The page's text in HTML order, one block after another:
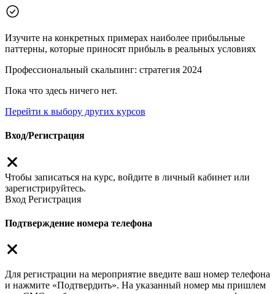
Изучите на конкретных примерах наиболее прибыльные
паттерны, которые приносят прибыль в реальных условиях
Профессиональный скальпинг: стратегия 2024
Пока что здесь ничего нет.
Перейти к выбору других курсов
Вход/Регистрация
Чтобы записаться на курс, войдите в личный кабинет или
зарегистрируйтесь.
Вход Регистрация
Подтверждение номера телефона
Для регистрации на мероприятие введите ваш номер телефона
и нажмите «Подтвердить». На указанный номер мы пришлем